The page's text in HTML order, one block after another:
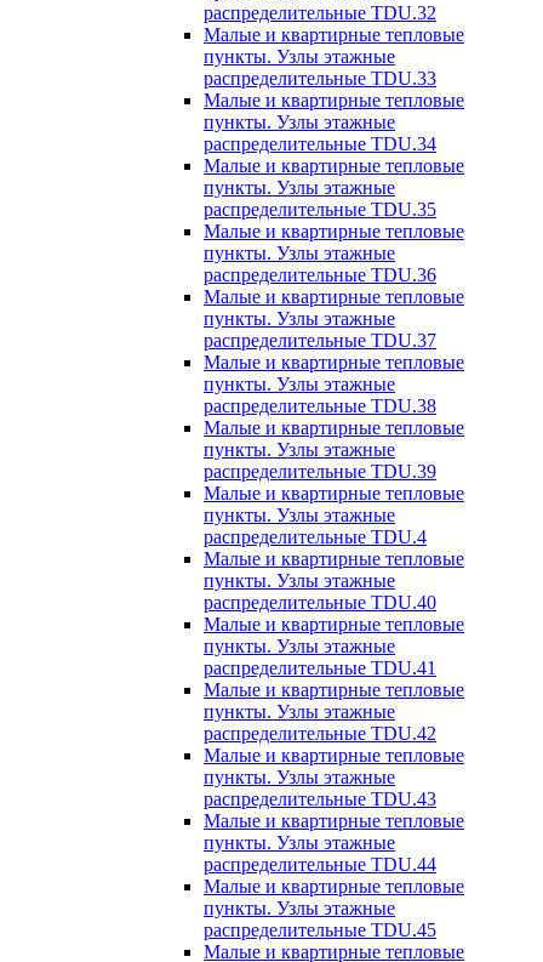
распределительные TDU.32
Малые и квартирные тепловые
пункты. Узлы этажные
распределительные TDU.33
Малые и квартирные тепловые
пункты. Узлы этажные
распределительные TDU.34
Малые и квартирные тепловые
пункты. Узлы этажные
распределительные TDU.35
Малые и квартирные тепловые
пункты. Узлы этажные
распределительные TDU.36
Малые и квартирные тепловые
пункты. Узлы этажные
распределительные TDU.37
Малые и квартирные тепловые
пункты. Узлы этажные
распределительные TDU.38
Малые и квартирные тепловые
пункты. Узлы этажные
распределительные TDU.39
Малые и квартирные тепловые
пункты. Узлы этажные
распределительные TDU.4
Малые и квартирные тепловые
пункты. Узлы этажные
распределительные TDU.40
Малые и квартирные тепловые
пункты. Узлы этажные
распределительные TDU.41
Малые и квартирные тепловые
пункты. Узлы этажные
распределительные TDU.42
Малые и квартирные тепловые
пункты. Узлы этажные
распределительные TDU.43
Малые и квартирные тепловые
пункты. Узлы этажные
распределительные TDU.44
Малые и квартирные тепловые
пункты. Узлы этажные
распределительные TDU.45
Малые и квартирные тепловые